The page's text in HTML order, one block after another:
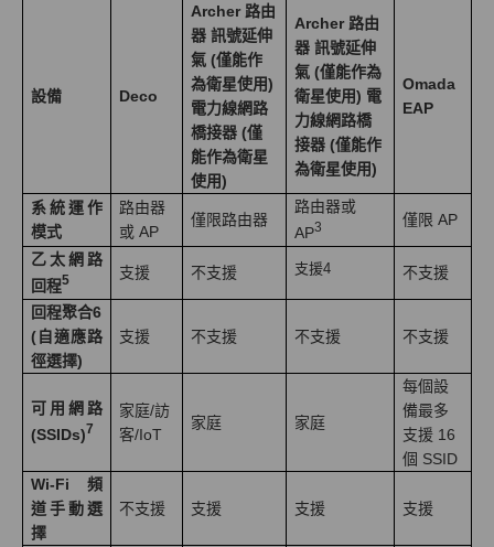
設備 Deco
Archer 路由
器 訊號延伸
氣 (僅能作
為衛星使用)
電力線網路
橋接器 (僅
能作為衛星
使用)
Archer 路由
器 訊號延伸
氣 (僅能作為
衛星使用) 電
力線網路橋
接器 (僅能作
為衛星使用)
Omada
EAP
系統運作
模式
路由器
或 AP
僅限路由器
路由器或
AP3 僅限 AP
乙太網路
回程5 支援 不支援 支援4 不支援
回程聚合6
(自適應路
徑選擇)
支援 不支援 不支援 不支援
可用網路
(SSIDs)7
家庭/訪
客/IoT
家庭 家庭
每個設
備最多
支援 16
個 SSID
Wi-Fi 頻
道手動選
擇
不支援 支援 支援 支援